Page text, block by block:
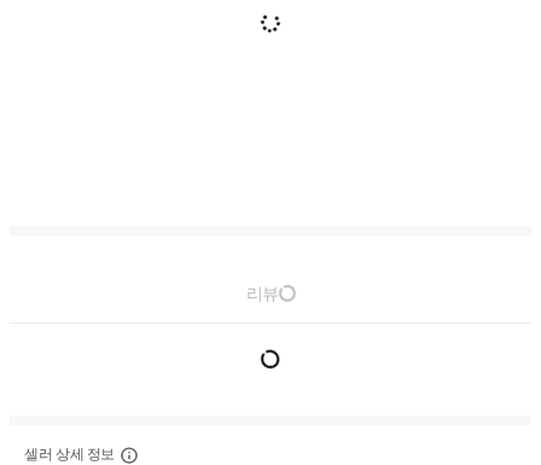
리뷰
셀러 상세 정보